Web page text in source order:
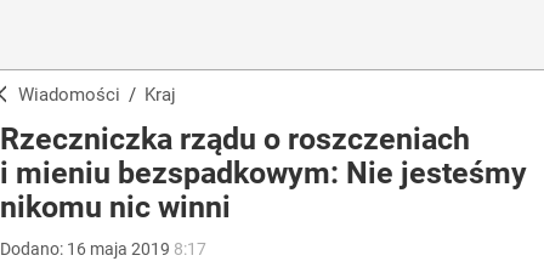
Wiadomości / Kraj
Rzeczniczka rządu o roszczeniach
i mieniu bezspadkowym: Nie jesteśmy
nikomu nic winni
Dodano: 16 maja 2019 8:17